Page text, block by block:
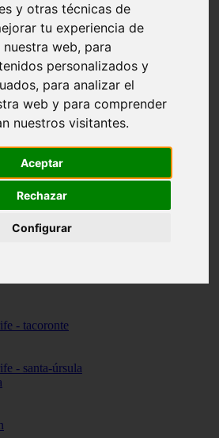
y otras técnicas de
tu experiencia de
web, para
personalizados y
para analizar el
web y para comprender
nuestros visitantes.
Aceptar
Rechazar
Configurar
maría
- tacoronte
- santa-úrsula